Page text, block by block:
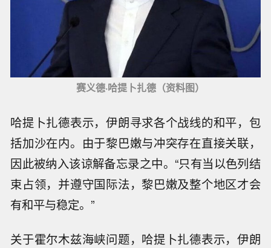
赛义德·哈提卜扎德（资料图）
哈提卜扎德表示，伊朗寻求各个战线的和平，包
括加沙在内。由于黎巴嫩与冲突存在直接关联，
因此被纳入该谅解备忘录之中。“只有当以色列结
束占领，并遵守国际法，黎巴嫩及整个地区才会
有和平与稳定。”
关于霍尔木兹海峡问题，哈提卜扎德表示，伊朗